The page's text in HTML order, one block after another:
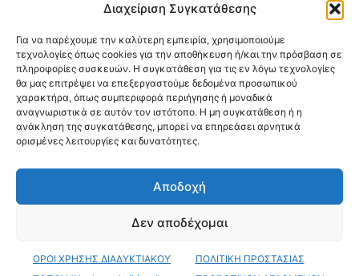
Διαχείριση Συγκατάθεσης
Για να παρέχουμε την καλύτερη εμπειρία, χρησιμοποιούμε
τεχνολογίες όπως cookies για την αποθήκευση ή/και την πρόσβαση σε
πληροφορίες συσκευών. Η συγκατάθεση για τις εν λόγω τεχνολογίες
θα μας επιτρέψει να επεξεργαστούμε δεδομένα προσωπικού
χαρακτήρα, όπως συμπεριφορά περιήγησης ή μοναδικά
αναγνωριστικά σε αυτόν τον ιστότοπο. Η μη συγκατάθεση ή η
ανάκληση της συγκατάθεσης, μπορεί να επηρεάσει αρνητικά
ορισμένες λειτουργίες και δυνατότητες.
Αποδοχή
Δεν αποδέχομαι
ΟΡΟΙ ΧΡΗΣΗΣ ΔΙΑΔΥΚΤΙΑΚΟΥ
ΠΟΛΙΤΙΚΗ ΠΡΟΣΤΑΣΙΑΣ
Επικοινωνία:info@neologosattikis.gr
ΑΚΟΛΟΥΘΗΣΕ ΜΑΣ
Videos Όροι Χρήσης
© Copyright 2026 ΝΕΟΛΟΓΟΣ ΑΤΤΙΚΗΣ • All Rights Reserved •